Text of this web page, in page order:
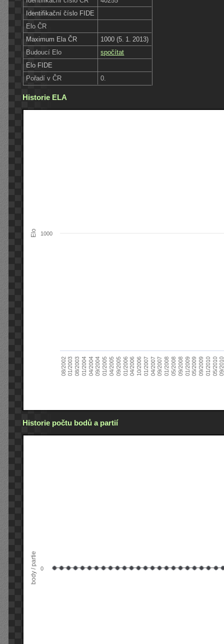
Identifikační číslo FIDE
Elo ČR
Maximum Ela ČR
1000 (5. 1. 2013)
Budoucí Elo
spočítat
Elo FIDE
Pořadí v ČR
0.
Historie ELA
Elo
08/200201/200308/200301/200404/200409/200401/200504/200509/200501/200604/200610/200601/200704/200709/200701/200805/200809/200801/200905/200909/200901/201005/201009/
1000
Historie počtu bodů a partií
body / partie 0